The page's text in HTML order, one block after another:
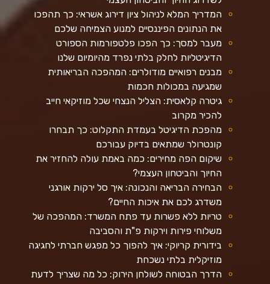
המדריך המלא לניהול ציון דירוג אשראי: כך תהפכו
את הנתונים הפיננסיים למנוע הצמיחה שלכם
מעבר למסך: כך הפכו פלטפורמות הספורט
הדיגיטליות לחלק בלתי נפרד מהיומיום שלנו
מבנים רפואיים מודולרים: המהפכה הבריאותית
שמגיעה במכולות חכמות
גיטרה קלאסית: הצליל הנצחי שכל מוזיקאי חייב
להכיר מקרוב
מהפכת הדיגיטל בעמדת התקלוט: כך תבחרו
קונטרולר שמתאים בדיוק עבורכם
שיקום הפה מחירים: כמה באמת עולה להחזיר את
החיוך והביטחון העצמי?
הבחירה הבריאה והנכונה: איך סל ירקות אורגני
משדרג לכם את איכות החיים?
טריות ללא פשרות עד פתח המשרד: המהפכה של
משלוחי פירות וירקות פ"ת והסביבה
בידורית קריוקי: איך להפוך כל מפגש חברתי לחגיגה
מוזיקלית בלתי נשכחת
הדרך הבטוחה לשולחן הירוק: כל מה שצריך לדעת